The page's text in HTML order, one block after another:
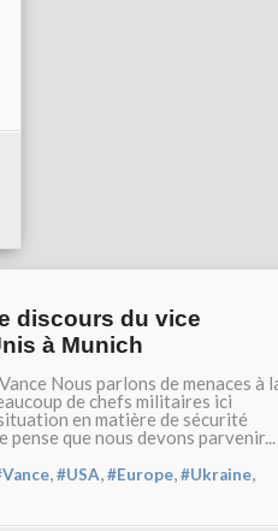
discours du vice
à Munich
Nous parlons de menaces à
de chefs militaires ici
en matière de sécurité
pense que nous devons parvenir...
,#USA,#Europe,#Ukraine,